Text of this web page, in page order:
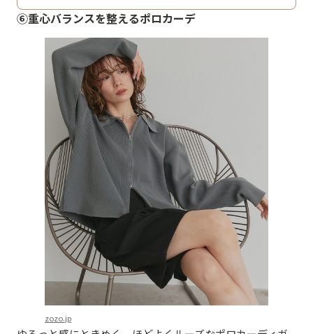
⑥重心バランスを整えるポロカーデ
zozo.jp